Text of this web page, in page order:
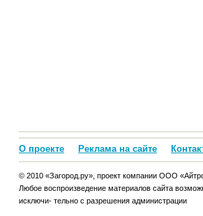
О проекте Реклама на сайте
© 2010 «Загород.ру», проект компании ООО
Любое воспроизведение материалов сайта
исключи- тельно с разрешения администрации